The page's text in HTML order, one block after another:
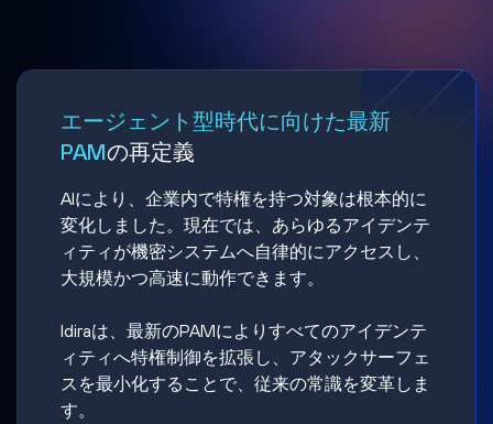
エージェント型時代に向けた最新
PAMの再定義
AIにより、企業内で特権を持つ対象は根本的に
変化しました。現在では、あらゆるアイデンテ
ィティが機密システムへ自律的にアクセスし、
大規模かつ高速に動作できます。
Idiraは、最新のPAMによりすべてのアイデンテ
ィティへ特権制御を拡張し、アタックサーフェ
スを最小化することで、従来の常識を変革しま
す。